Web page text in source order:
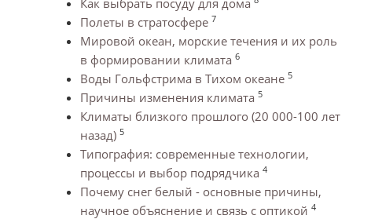
Полеты в стратосфере 7
Мировой океан, морские течения и их роль
в формировании климата 6
Воды Гольфстрима в Тихом океане 5
Причины изменения климата 5
Климаты близкого прошлого (20 000-100 лет
назад) 5
Типография: современные технологии,
процессы и выбор подрядчика 4
Почему снег белый - основные причины,
научное объяснение и связь с оптикой 4